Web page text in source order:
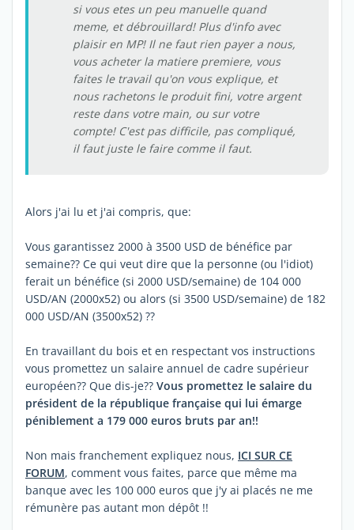
si vous etes un peu manuelle quand
meme, et débrouillard! Plus d'info avec
plaisir en MP! Il ne faut rien payer a nous,
vous acheter la matiere premiere, vous
faites le travail qu'on vous explique, et
nous rachetons le produit fini, votre argent
reste dans votre main, ou sur votre
compte! C'est pas difficile, pas compliqué,
il faut juste le faire comme il faut.
Alors j'ai lu et j'ai compris, que:
Vous garantissez 2000 à 3500 USD de bénéfice par
semaine?? Ce qui veut dire que la personne (ou l'idiot)
ferait un bénéfice (si 2000 USD/semaine) de 104 000
USD/AN (2000x52) ou alors (si 3500 USD/semaine) de 182
000 USD/AN (3500x52) ??
En travaillant du bois et en respectant vos instructions
vous promettez un salaire annuel de cadre supérieur
européen?? Que dis-je?? Vous promettez le salaire du
président de la république française qui lui émarge
péniblement a 179 000 euros bruts par an!!
Non mais franchement expliquez nous, ICI SUR CE
FORUM, comment vous faites, parce que même ma
banque avec les 100 000 euros que j'y ai placés ne me
rémunère pas autant mon dépôt !!